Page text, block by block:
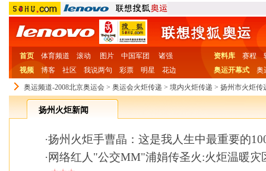
首页 体育频道 滚动 图片 中国军团
诸强
视频
博客 社区 我说两句 彩票 明星 花边
资料库 赛程
奥运开幕式
奥
奥运频道-2008北京奥运会 > 奥运会火炬传递 > 境内火炬传递 > 扬州市火炬传
扬州火炬新闻
·扬州火炬手曹晶：这是我人生中最重要的
· 网络红人"公交MM"浦娟传圣火:火炬温暖灾